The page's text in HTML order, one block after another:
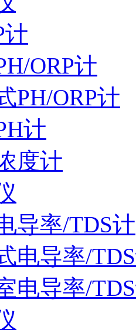
计
ORP计
PH/ORP计
计
度计
导率/TDS计
电导率/
电导率/